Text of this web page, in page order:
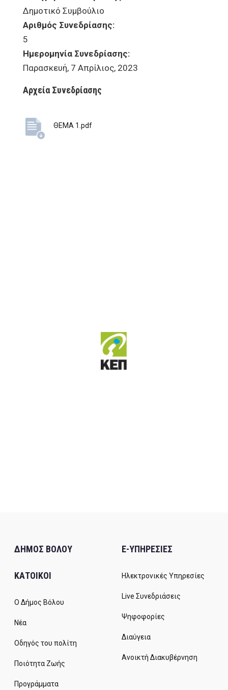
Δημοτικό Συμβούλιο
Αριθμός Συνεδρίασης:
5
Ημερομηνία Συνεδρίασης:
Παρασκευή, 7 Απρίλιος, 2023
Αρχεία Συνεδρίασης
ΘΕΜΑ 1.pdf
ΔΗΜΟΣ ΒΟΛΟΥ
ΚΑΤΟΙΚΟΙ
Ο Δήμος Βόλου
Νέα
Οδηγός του πολίτη
Ποιότητα Ζωής
Προγράμματα
E-ΥΠΗΡΕΣΙΕΣ
Ηλεκτρονικές Υπηρεσίες
Live Συνεδριάσεις
Ψηφοφορίες
Διαύγεια
Ανοικτή Διακυβέρνηση